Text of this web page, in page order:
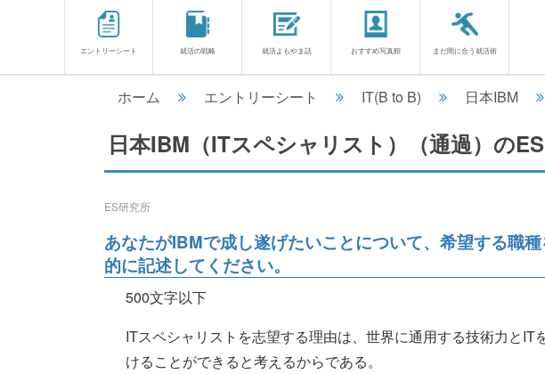
エントリーシート 就活の戦略 就活よもやま話 おすすめ写真館 まだ間に合う就活術
ホーム エントリーシート IT(B to B) 日本IBM
日本IBM（ITスペシャリスト）（通過）のES
ES研究所
あなたがIBMで成し遂げたいことについて、希望する職
的に記述してください。
500文字以下
ITスペシャリストを志望する理由は、世界に通用する技術力とIT
けることができると考えるからである。